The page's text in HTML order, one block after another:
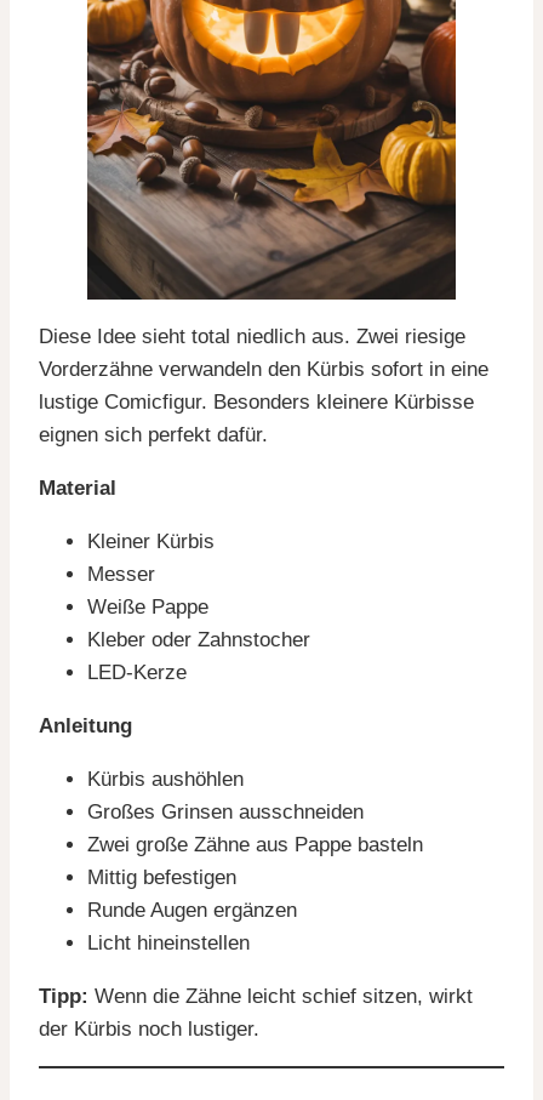
Diese Idee sieht total niedlich aus. Zwei riesige
Vorderzähne verwandeln den Kürbis sofort in eine
lustige Comicfigur. Besonders kleinere Kürbisse
eignen sich perfekt dafür.
Material
Kleiner Kürbis
Messer
Weiße Pappe
Kleber oder Zahnstocher
LED-Kerze
Anleitung
Kürbis aushöhlen
Großes Grinsen ausschneiden
Zwei große Zähne aus Pappe basteln
Mittig befestigen
Runde Augen ergänzen
Licht hineinstellen
Tipp: Wenn die Zähne leicht schief sitzen, wirkt
der Kürbis noch lustiger.